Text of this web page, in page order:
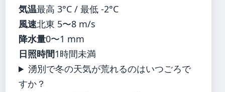
気温最高 3°C / 最低 -2°C
風速北東 5〜8 m/s
降水量0〜1 mm
日照時間1時間未満
湧別で冬の天気が荒れるのはいつごろで
すか？